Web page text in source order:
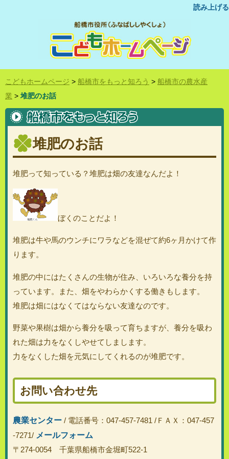
読み上げる
こどもホームページ > 船橋市をもっと知ろう > 船橋市の農水産
業 > 堆肥のお話
堆肥のお話
堆肥って知っている？堆肥は畑の友達なんだよ！
ぼくのことだよ！
堆肥は牛や馬のウンチにワラなどを混ぜて約6ヶ月かけて作
ります。
堆肥の中にはたくさんの生物が住み、いろいろな養分を持
っています。また、畑をやわらかくする働きもします。
堆肥は畑にはなくてはならない友達なのです。
野菜や果樹は畑から養分を吸って育ちますが、養分を吸わ
れた畑は力をなくしやせてしまします。
力をなくした畑を元気にしてくれるのが堆肥です。
お問い合わせ先
農業センター / 電話番号：047-457-7481 /ＦＡＸ：047-457
-7271/ メールフォーム
〒274-0054 千葉県船橋市金堀町522-1